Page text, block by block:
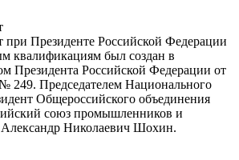
при Президенте Российской Федерации
квалификациям был создан в
Президента Российской Федерации от
249. Председателем Национального
Общероссийского объединения
союз промышленников и
Николаевич Шохин.